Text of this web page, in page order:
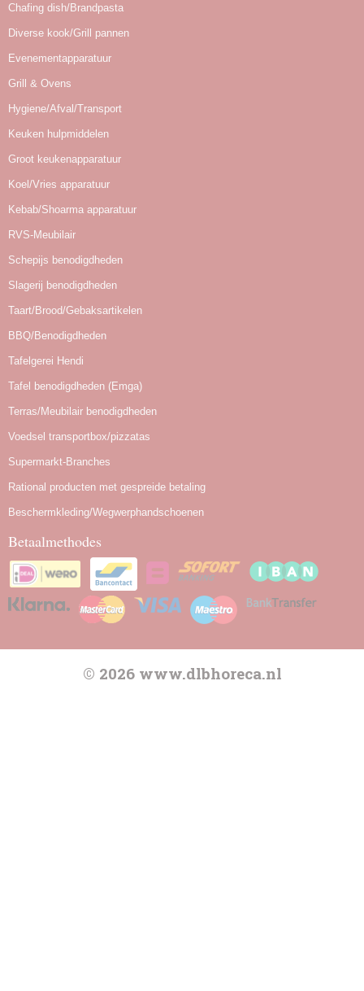
Chafing dish/Brandpasta
Diverse kook/Grill pannen
Evenementapparatuur
Grill & Ovens
Hygiene/Afval/Transport
Keuken hulpmiddelen
Groot keukenapparatuur
Koel/Vries apparatuur
Kebab/Shoarma apparatuur
RVS-Meubilair
Schepijs benodigdheden
Slagerij benodigdheden
Taart/Brood/Gebaksartikelen
BBQ/Benodigdheden
Tafelgerei Hendi
Tafel benodigdheden (Emga)
Terras/Meubilair benodigdheden
Voedsel transportbox/pizzatas
Supermarkt-Branches
Rational producten met gespreide betaling
Beschermkleding/Wegwerphandschoenen
Betaalmethodes
© 2026 www.dlbhoreca.nl